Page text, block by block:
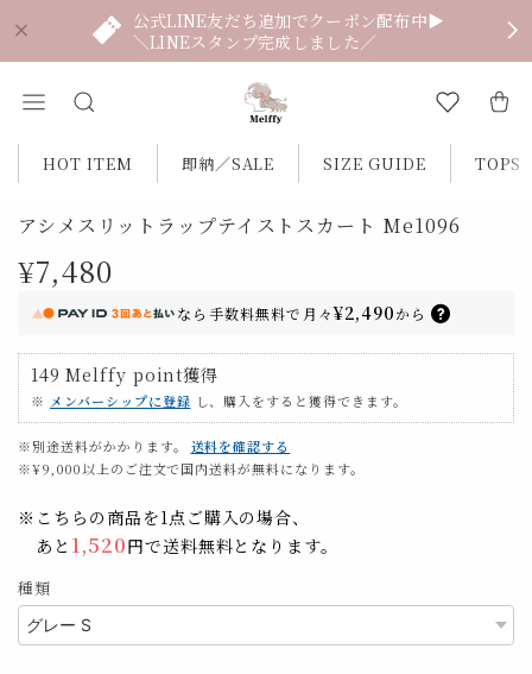
公式LINE友だち追加でクーポン配布中▶
＼LINEスタンプ完成しました／
HOT ITEM 即納／SALE SIZE GUIDE TOPS
アシメスリットラップテイストスカート Me1096
¥7,480
なら 手数料無料で 月々¥2,490から
149 Melffy point獲得
※ メンバーシップに登録 し、購入をすると獲得できます。
※別途送料がかかります。
送料を確認する
※¥9,000以上のご注文で国内送料が無料になります。
※こちらの商品を1点ご購入の場合、
あと 1,520円で送料無料となります。
種類